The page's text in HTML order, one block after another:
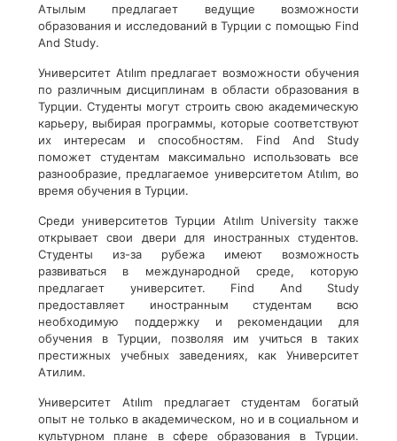
Атылым предлагает ведущие возможности
образования и исследований в Турции с помощью Find
And Study.
Университет Atılım предлагает возможности обучения
по различным дисциплинам в области образования в
Турции. Студенты могут строить свою академическую
карьеру, выбирая программы, которые соответствуют
их интересам и способностям. Find And Study
поможет студентам максимально использовать все
разнообразие, предлагаемое университетом Atılım, во
время обучения в Турции.
Среди университетов Турции Atılım University также
открывает свои двери для иностранных студентов.
Студенты из-за рубежа имеют возможность
развиваться в международной среде, которую
предлагает университет. Find And Study
предоставляет иностранным студентам всю
необходимую поддержку и рекомендации для
обучения в Турции, позволяя им учиться в таких
престижных учебных заведениях, как Университет
Атилим.
Университет Atılım предлагает студентам богатый
опыт не только в академическом, но и в социальном и
культурном плане в сфере образования в Турции.